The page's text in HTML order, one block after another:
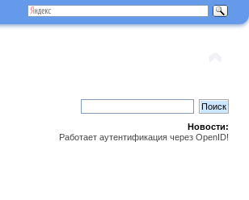
Новости:
Работает аутентификация через OpenID!